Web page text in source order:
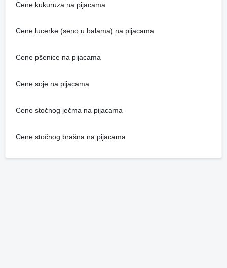
Cene kukuruza na pijacama
Cene lucerke (seno u balama) na pijacama
Cene pšenice na pijacama
Cene soje na pijacama
Cene stočnog ječma na pijacama
Cene stočnog brašna na pijacama